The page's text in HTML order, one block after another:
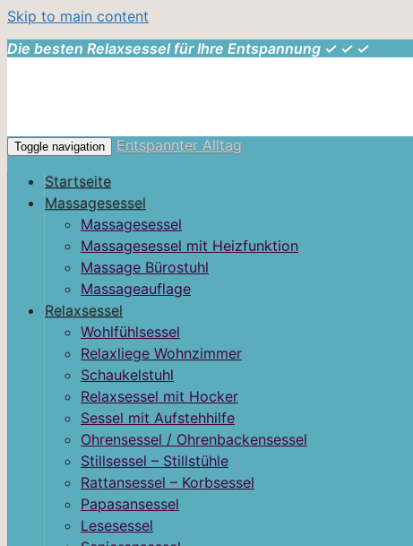
Skip to main content
Die besten Relaxsessel für Ihre Entspannung ✓ ✓ ✓
Toggle navigation
Entspannter Alltag
Startseite
Massagesessel
Massagesessel
Massagesessel mit Heizfunktion
Massage Bürostuhl
Massageauflage
Relaxsessel
Wohlfühlsessel
Relaxliege Wohnzimmer
Schaukelstuhl
Relaxsessel mit Hocker
Sessel mit Aufstehhilfe
Ohrensessel / Ohrenbackensessel
Stillsessel – Stillstühle
Rattansessel – Korbsessel
Papasansessel
Lesesessel